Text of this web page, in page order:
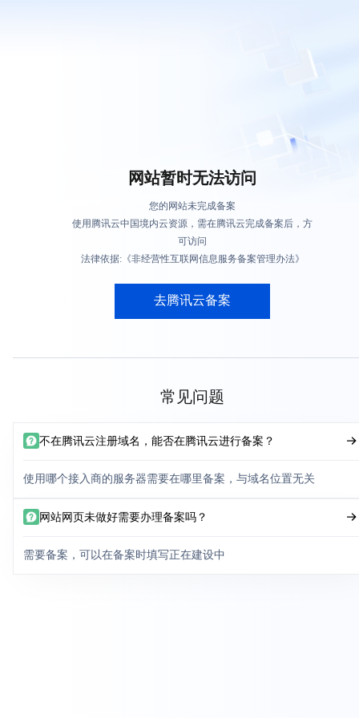
网站暂时无法访问
您的网站未完成备案
使用腾讯云中国境内云资源，需在腾讯云完成备案后，方
可访问
法律依据:《非经营性互联网信息服务备案管理办法》
去腾讯云备案
常见问题
不在腾讯云注册域名，能否在腾讯云进行备案？
使用哪个接入商的服务器需要在哪里备案，与域名位置无关
网站网页未做好需要办理备案吗？
需要备案，可以在备案时填写正在建设中